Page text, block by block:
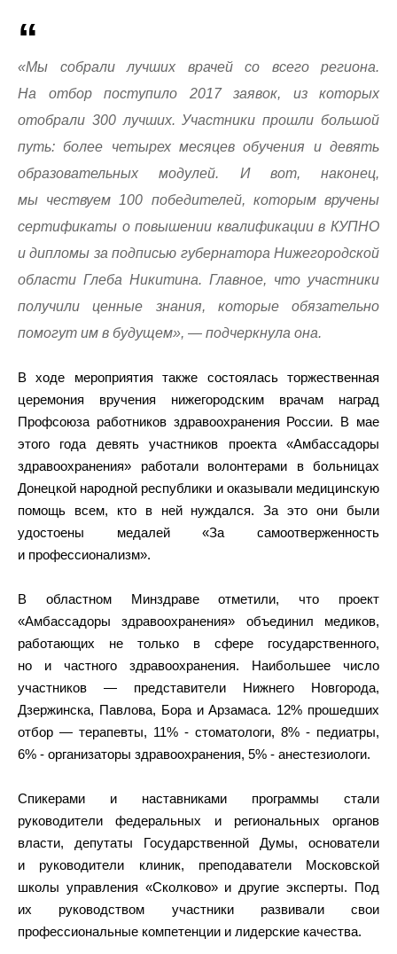
«Мы собрали лучших врачей со всего региона.
На отбор поступило 2017 заявок, из которых
отобрали 300 лучших. Участники прошли большой
путь: более четырех месяцев обучения и девять
образовательных модулей. И вот, наконец,
мы чествуем 100 победителей, которым вручены
сертификаты о повышении квалификации в КУПНО
и дипломы за подписью губернатора Нижегородской
области Глеба Никитина. Главное, что участники
получили ценные знания, которые обязательно
помогут им в будущем», — подчеркнула она.
В ходе мероприятия также состоялась торжественная
церемония вручения нижегородским врачам наград
Профсоюза работников здравоохранения России. В мае
этого года девять участников проекта «Амбассадоры
здравоохранения» работали волонтерами в больницах
Донецкой народной республики и оказывали медицинскую
помощь всем, кто в ней нуждался. За это они были
удостоены медалей «За самоотверженность
и профессионализм».
В областном Минздраве отметили, что проект
«Амбассадоры здравоохранения» объединил медиков,
работающих не только в сфере государственного,
но и частного здравоохранения. Наибольшее число
участников — представители Нижнего Новгорода,
Дзержинска, Павлова, Бора и Арзамаса. 12% прошедших
отбор — терапевты, 11% - стоматологи, 8% - педиатры,
6% - организаторы здравоохранения, 5% - анестезиологи.
Спикерами и наставниками программы стали
руководители федеральных и региональных органов
власти, депутаты Государственной Думы, основатели
и руководители клиник, преподаватели Московской
школы управления «Сколково» и другие эксперты. Под
их руководством участники развивали свои
профессиональные компетенции и лидерские качества.